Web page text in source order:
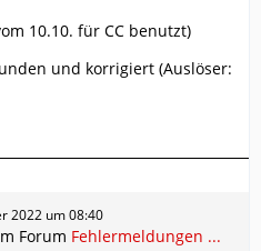
10.10. für CC benutzt)
und korrigiert (Auslöser:
2022 um 08:40
Forum Fehlermeldungen ...